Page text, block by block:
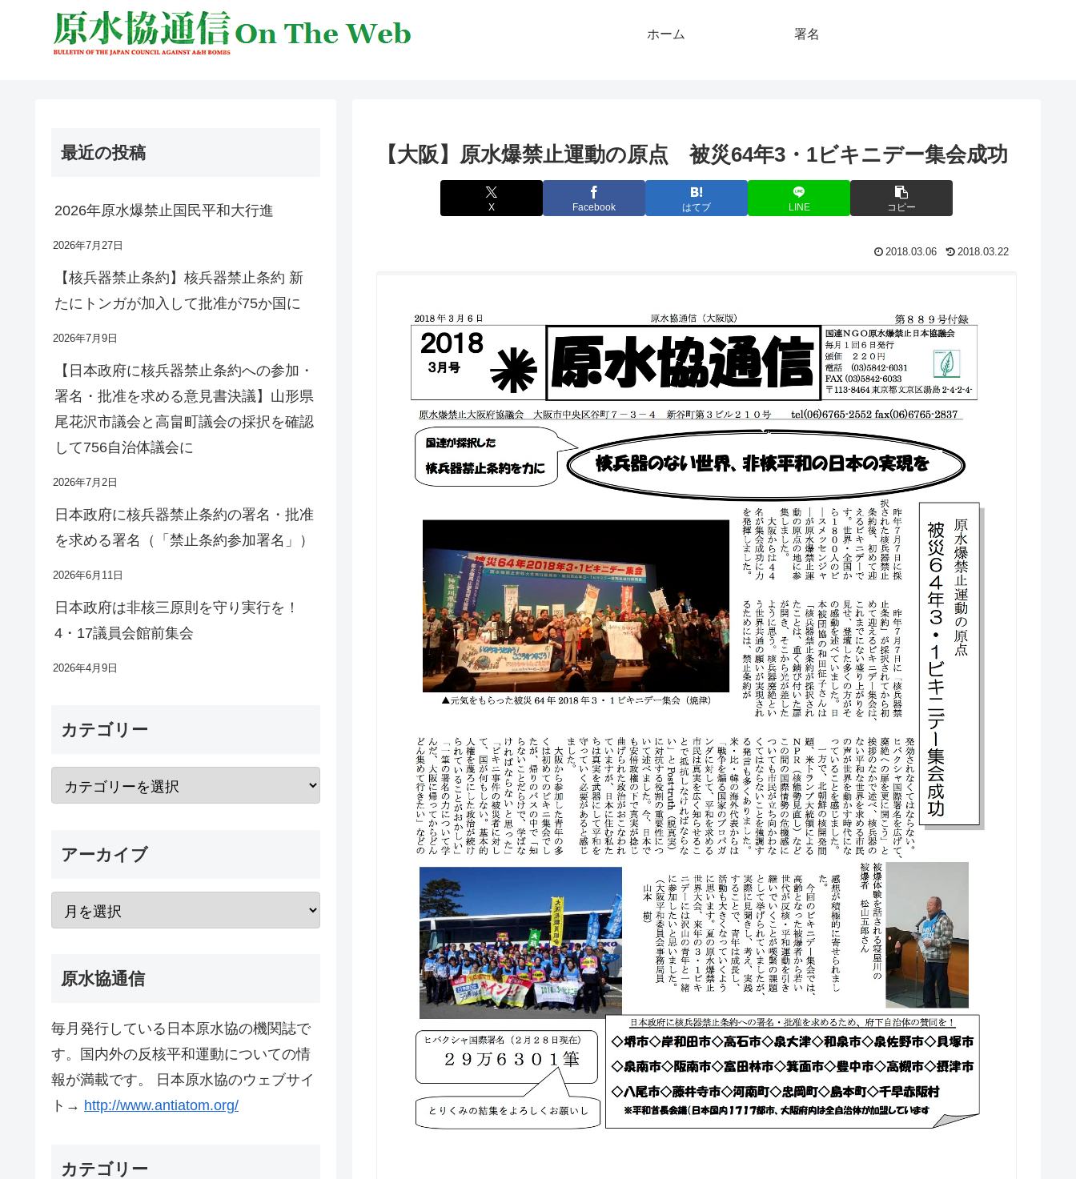
ホーム 署名
【大阪】原水爆禁止運動の原点 被災64年3・1ビキニデー集会成功
X Facebook はてブ LINE コピー
2018.03.06 2018.03.22
最近の投稿
2026年原水爆禁止国民平和大行進
2026年7月27日
【核兵器禁止条約】核兵器禁止条約 新
たにトンガが加入して批准が75か国に
2026年7月9日
【日本政府に核兵器禁止条約への参加・
署名・批准を求める意見書決議】山形県
尾花沢市議会と高畠町議会の採択を確認
して756自治体議会に
2026年7月2日
日本政府に核兵器禁止条約の署名・批准
を求める署名（「禁止条約参加署名」）
2026年6月11日
日本政府は非核三原則を守り実行を！
4・17議員会館前集会
2026年4月9日
カテゴリー
アーカイブ
原水協通信
毎月発行している日本原水協の機関誌で
す。国内外の反核平和運動についての情
報が満載です。 日本原水協のウェブサイ
ト→ http://www.antiatom.org/
カテゴリー